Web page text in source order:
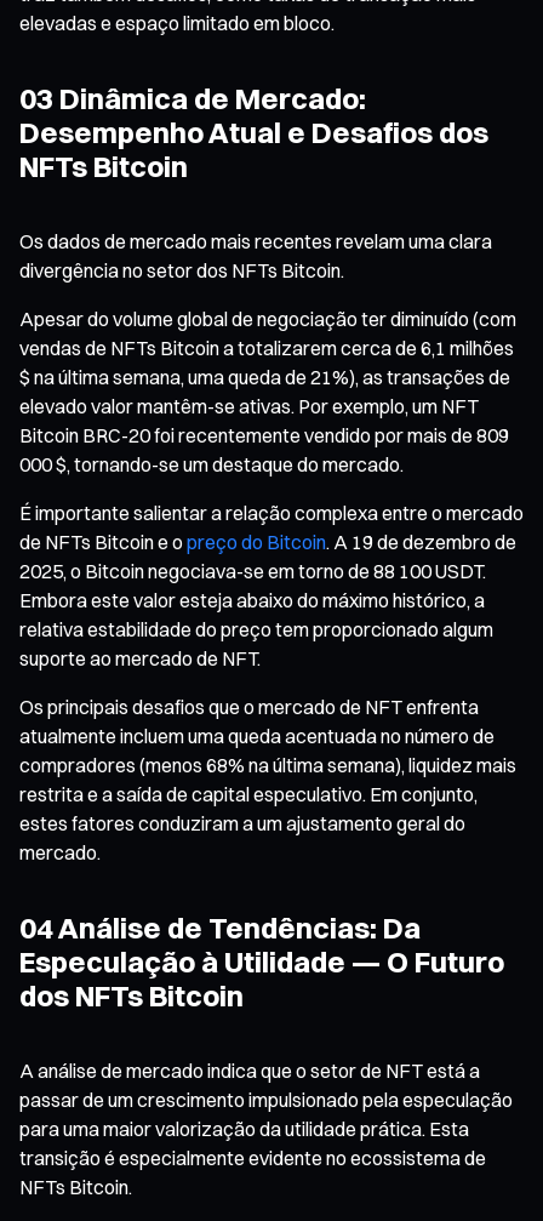
elevadas e espaço limitado em bloco.
03 Dinâmica de Mercado:
Desempenho Atual e Desafios dos
NFTs Bitcoin
Os dados de mercado mais recentes revelam uma clara
divergência no setor dos NFTs Bitcoin.
Apesar do volume global de negociação ter diminuído (com
vendas de NFTs Bitcoin a totalizarem cerca de 6,1 milhões
$ na última semana, uma queda de 21%), as transações de
elevado valor mantêm-se ativas. Por exemplo, um NFT
Bitcoin BRC-20 foi recentemente vendido por mais de 809
000 $, tornando-se um destaque do mercado.
É importante salientar a relação complexa entre o mercado
de NFTs Bitcoin e opreço do Bitcoin. A 19 de dezembro de
2025, o Bitcoin negociava-se em torno de 88 100 USDT.
Embora este valor esteja abaixo do máximo histórico, a
relativa estabilidade do preço tem proporcionado algum
suporte ao mercado de NFT.
Os principais desafios que o mercado de NFT enfrenta
atualmente incluem uma queda acentuada no número de
compradores (menos 68% na última semana), liquidez mais
restrita e a saída de capital especulativo. Em conjunto,
estes fatores conduziram a um ajustamento geral do
mercado.
04 Análise de Tendências: Da
Especulação à Utilidade — O Futuro
dos NFTs Bitcoin
A análise de mercado indica que o setor de NFT está a
passar de um crescimento impulsionado pela especulação
para uma maior valorização da utilidade prática. Esta
transição é especialmente evidente no ecossistema de
NFTs Bitcoin.